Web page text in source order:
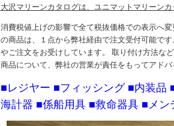
大沢マリーンカタログは、ユニマットマリーン
消費税値上げの影響で全て税抜価格での表示へ
の商品は、１点から弊社経由で注文受付可能で
やご注文をお受けしています。 取り付け方法な
商品について、弊社の営業が責任をもってアド
■レジヤー ■フィッシング ■内装品
海計器 ■係船用具 ■救命器具 ■メン